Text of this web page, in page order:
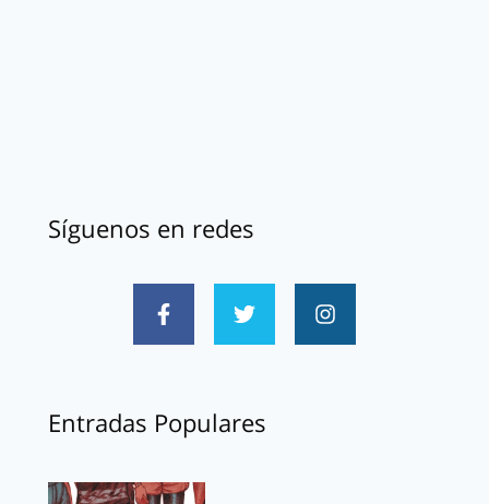
Síguenos en redes
Entradas Populares